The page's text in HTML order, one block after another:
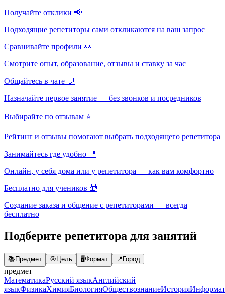
Получайте отклики 📢
Подходящие репетиторы сами откликаются на ваш запрос
Сравнивайте профили 👀
Смотрите опыт, образование, отзывы и ставку за час
Общайтесь в чате 💬
Назначайте первое занятие — без звонков и посредников
Выбирайте по отзывам ⭐
Рейтинг и отзывы помогают выбрать подходящего репетитора
Занимайтесь где удобно 📍
Онлайн, у себя дома или у репетитора — как вам комфортно
Бесплатно для учеников 🎁
Создание заказа и общение с репетиторами — всегда
бесплатно
Подберите репетитора для занятий
📚Предмет 🎯Цель 🖥️Формат 📍Город
предмет
МатематикаРусский языкАнглийский
языкФизикаХимияБиологияОбществознаниеИстория